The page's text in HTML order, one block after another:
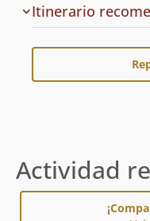
Cuál
es
Itinerario
Actividad